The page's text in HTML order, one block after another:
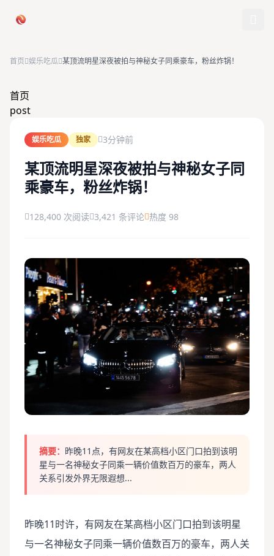
今日爆料
首页 娱乐吃瓜 某顶流明星深夜被拍与神秘女子同乘豪车，粉丝炸锅！
首页
post
娱乐吃瓜 独家 3分钟前
某顶流明星深夜被拍与神秘女子同
乘豪车，粉丝炸锅！
128,400 次阅读 3,421 条评论 热度 98
摘要： 昨晚11点，有网友在某高档小区门口拍到该明
星与一名神秘女子同乘一辆价值数百万的豪车，两人
关系引发外界无限遐想...
昨晚11时许，有网友在某高档小区门口拍到该明星
与一名神秘女子同乘一辆价值数百万的豪车，两人关